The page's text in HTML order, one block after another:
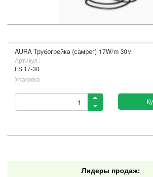
AURA Трубогрейка (самрег) 17W/m 30м
Артикул :
FS 17-30
Упаковка
Лидеры продаж: